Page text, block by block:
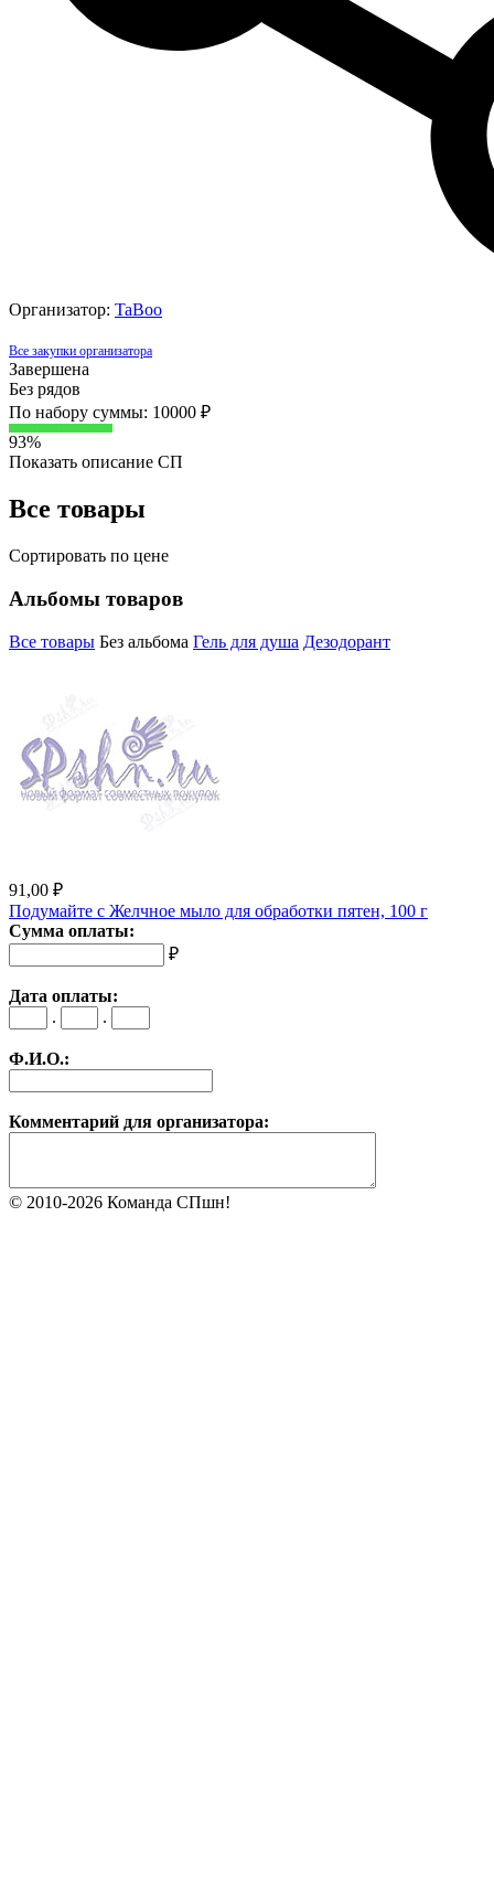
Организатор: TaBoo
Все закупки организатора
Завершена
Без рядов
По набору суммы: 10000 ₽
93%
Показать описание СП
Все товары
Сортировать по цене
Альбомы товаров
Все товары Без альбома Гель для душа Дезодорант
91,00 ₽
Подумайте с Желчное мыло для обработки пятен, 100 г
Сумма оплаты:
₽
Дата оплаты:
.
.
Ф.И.О.:
Комментарий для организатора:
© 2010-2026 Команда СПшн!